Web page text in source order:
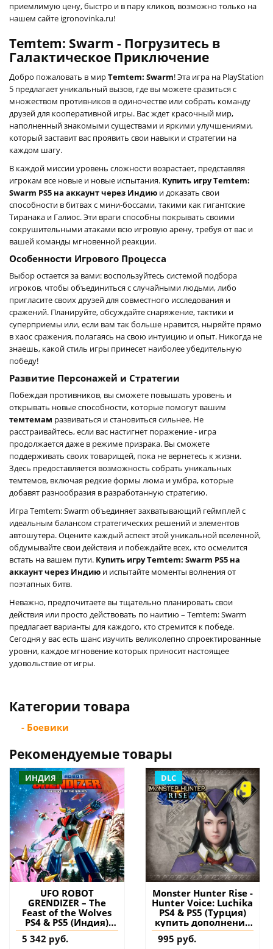
приемлимую цену, быстро и в пару кликов, возможно только на
нашем сайте igronovinka.ru!
Temtem: Swarm - Погрузитесь в
Галактическое Приключение
Добро пожаловать в мирTemtem: Swarm! Эта игра на PlayStation
5 предлагает уникальный вызов, где вы можете сразиться с
множеством противников в одиночестве или собрать команду
друзей для кооперативной игры. Вас ждет красочный мир,
наполненный знакомыми существами и яркими улучшениями,
который заставит вас проявить свои навыки и стратегии на
каждом шагу.
В каждой миссии уровень сложности возрастает, представляя
игрокам все новые и новые испытания. Купить игру Temtem:
Swarm PS5 на аккаунт через Индию и доказать свои
способности в битвах с мини-боссами, такими как гигантские
Тиранака и Галиос. Эти враги способны покрывать своими
сокрушительными атаками всю игровую арену, требуя от вас и
вашей команды мгновенной реакции.
Особенности Игрового Процесса
Выбор остается за вами: воспользуйтесь системой подбора
игроков, чтобы объединиться с случайными людьми, либо
пригласите своих друзей для совместного исследования и
сражений. Планируйте, обсуждайте снаряжение, тактики и
суперприемы или, если вам так больше нравится, ныряйте прямо
в хаос сражения, полагаясь на свою интуицию и опыт. Никогда не
знаешь, какой стиль игры принесет наиболее убедительную
победу!
Развитие Персонажей и Стратегии
Побеждая противников, вы сможете повышать уровень и
открывать новые способности, которые помогут вашим
темтемам развиваться и становиться сильнее. Не
расстраивайтесь, если вас настигнет поражение - игра
продолжается даже в режиме призрака. Вы сможете
поддерживать своих товарищей, пока не вернетесь к жизни.
Здесь предоставляется возможность собрать уникальных
темтемов, включая редкие формы люма и умбра, которые
добавят разнообразия в разработанную стратегию.
Игра Temtem: Swarm объединяет захватывающий геймплей с
идеальным балансом стратегических решений и элементов
автошутера. Оцените каждый аспект этой уникальной вселенной,
обдумывайте свои действия и побеждайте всех, кто осмелится
встать на вашем пути. Купить игру Temtem: Swarm PS5 на
аккаунт через Индию и испытайте моменты волнения от
поэтапных битв.
Неважно, предпочитаете вы тщательно планировать свои
действия или просто действовать по наитию – Temtem: Swarm
предлагает варианты для каждого, кто стремится к победе.
Сегодня у вас есть шанс изучить великолепно спроектированные
уровни, каждое мгновение которых приносит настоящее
удовольствие от игры.
Категории товара
- Боевики
Рекомендуемые товары
ИНДИЯ
UFO ROBOT
GRENDIZER – The
Feast of the Wolves
PS4 & PS5 (Индия)
купить игру на
аккаунт
5 342 руб.
DLC
Monster Hunter Rise -
Hunter Voice: Luchika
PS4 & PS5 (Турция)
купить дополнение
на аккаунт
995 руб.